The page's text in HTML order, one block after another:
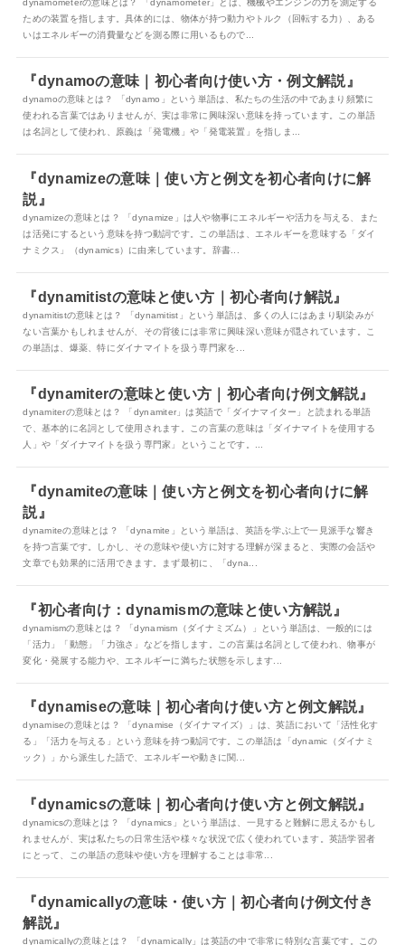
dynamometerの意味とは？ 「dynamometer」とは、機械やエンジンの力を測定する
ための装置を指します。具体的には、物体が持つ動力やトルク（回転する力）、ある
いはエネルギーの消費量などを測る際に用いるもので...
『dynamoの意味｜初心者向け使い方・例文解説』
dynamoの意味とは？ 「dynamo」という単語は、私たちの生活の中であまり頻繁に
使われる言葉ではありませんが、実は非常に興味深い意味を持っています。この単語
は名詞として使われ、原義は「発電機」や「発電装置」を指しま...
『dynamizeの意味｜使い方と例文を初心者向けに解
説』
dynamizeの意味とは？ 「dynamize」は人や物事にエネルギーや活力を与える、また
は活発にするという意味を持つ動詞です。この単語は、エネルギーを意味する「ダイ
ナミクス」（dynamics）に由来しています。辞書...
『dynamitistの意味と使い方｜初心者向け解説』
dynamitistの意味とは？ 「dynamitist」という単語は、多くの人にはあまり馴染みが
ない言葉かもしれませんが、その背後には非常に興味深い意味が隠されています。こ
の単語は、爆薬、特にダイナマイトを扱う専門家を...
『dynamiterの意味と使い方｜初心者向け例文解説』
dynamiterの意味とは？ 「dynamiter」は英語で「ダイナマイター」と読まれる単語
で、基本的に名詞として使用されます。この言葉の意味は「ダイナマイトを使用する
人」や「ダイナマイトを扱う専門家」ということです。...
『dynamiteの意味｜使い方と例文を初心者向けに解
説』
dynamiteの意味とは？ 「dynamite」という単語は、英語を学ぶ上で一見派手な響き
を持つ言葉です。しかし、その意味や使い方に対する理解が深まると、実際の会話や
文章でも効果的に活用できます。まず最初に、「dyna...
『初心者向け：dynamismの意味と使い方解説』
dynamismの意味とは？ 「dynamism（ダイナミズム）」という単語は、一般的には
「活力」「動態」「力強さ」などを指します。この言葉は名詞として使われ、物事が
変化・発展する能力や、エネルギーに満ちた状態を示します...
『dynamiseの意味｜初心者向け使い方と例文解説』
dynamiseの意味とは？ 「dynamise（ダイナマイズ）」は、英語において「活性化す
る」「活力を与える」という意味を持つ動詞です。この単語は「dynamic（ダイナミ
ック）」から派生した語で、エネルギーや動きに関...
『dynamicsの意味｜初心者向け使い方と例文解説』
dynamicsの意味とは？ 「dynamics」という単語は、一見すると難解に思えるかもし
れませんが、実は私たちの日常生活や様々な状況で広く使われています。英語学習者
にとって、この単語の意味や使い方を理解することは非常...
『dynamicallyの意味・使い方｜初心者向け例文付き
解説』
dynamicallyの意味とは？ 「dynamically」は英語の中で非常に特別な言葉です。この